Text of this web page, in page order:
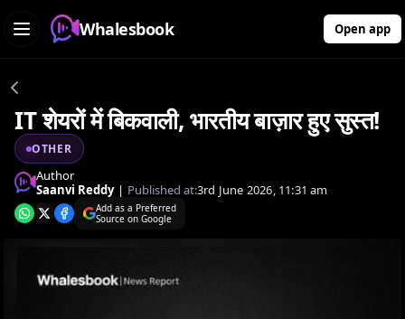
Whalesbook Open app
IT शेयरों में बिकवाली, भारतीय बाज़ार हुए सुस्त!
OTHER
Author
Saanvi Reddy | Published at:3rd June 2026, 11:31 am
Add as a Preferred
Source on Google